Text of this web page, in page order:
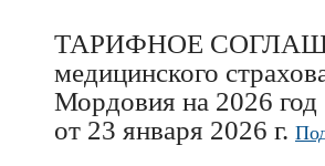
ТАРИФНОЕ
медицинского
Мордовия на 2026 год
от 23 января 2026 г.